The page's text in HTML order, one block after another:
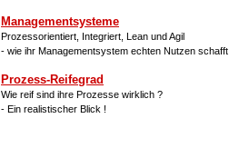
Managementsysteme
Prozessorientiert, Integriert, Lean und Agil
- wie ihr Managementsystem echten Nutzen schafft
Prozess-Reifegrad
Wie reif sind ihre Prozesse wirklich ?
- Ein realistischer Blick !